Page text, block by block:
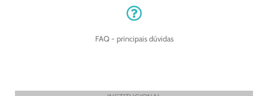
FAQ - principais dúvidas